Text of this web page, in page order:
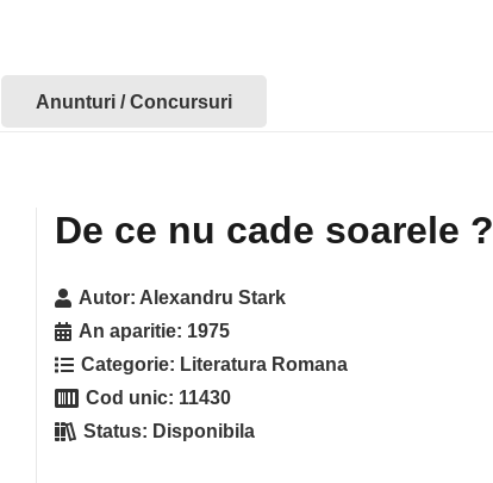
Anunturi / Concursuri
De ce nu cade soarele ?
Autor: Alexandru Stark
An aparitie: 1975
Categorie: Literatura Romana
Cod unic: 11430
Status: Disponibila